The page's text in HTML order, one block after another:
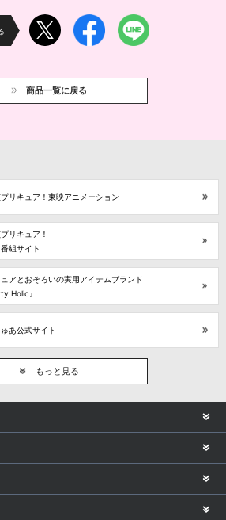
商品一覧に戻る
リキュア！東映アニメーション
リキュア！
組サイト
アとおそろいの実用アイテムブランド
Holic』
ゅあ公式サイト
もっと見る